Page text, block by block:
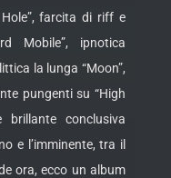
farcita di riff e
Mobile”, ipnotica
la lunga “Moon”,
pungenti su “High
brillante conclusiva
e l’imminente, tra il
ora, ecco un album